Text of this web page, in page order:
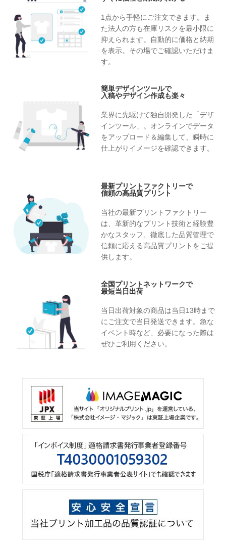
1点から手軽にご注文できます。ま
た法人の方も在庫リスクを最小限に
抑えられます。自動的に価格と納期
を表示。その場でご確認いただけま
す。
簡単デザインツールで
入稿やデザイン作成も楽々
業界に先駆けて独自開発した「デザ
インツール」。オンラインでデータ
をアップロード＆編集して、瞬時に
仕上がりイメージを確認できます。
最新プリントファクトリーで
信頼の高品質プリント
当社の最新プリントファクトリー
は、革新的なプリント技術と経験豊
かなスタッフ、徹底した品質管理で
信頼に応える高品質プリントをご提
供します。
全国プリントネットワークで
最短当日出荷
当日出荷対象の商品は当日13時まで
にご注文で当日発送できます。急な
イベント時など、必要になった際は
ぜひご利用ください。